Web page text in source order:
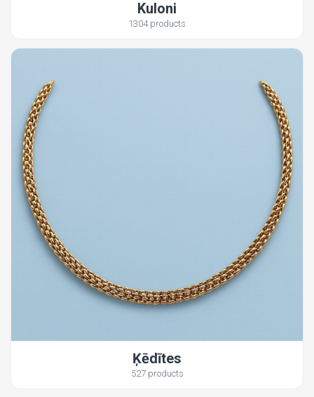
Kuloni
1304 products
Ķēdītes
527 products